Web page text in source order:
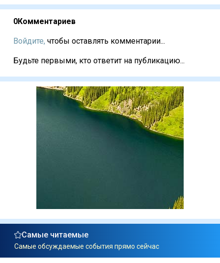
0Комментариев
Войдите, чтобы оставлять комментарии...
Будьте первыми, кто ответит на публикацию...
Самые читаемые
Самые обсуждаемые события прямо сейчас